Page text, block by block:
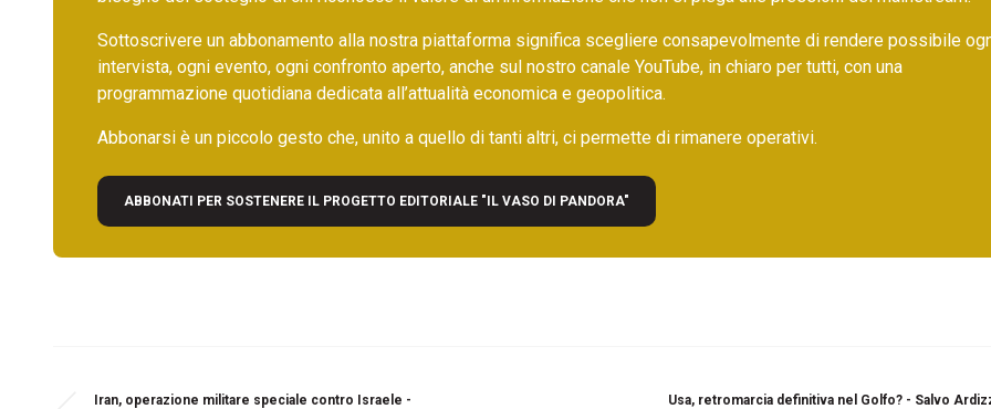
Sottoscrivere un abbonamento alla nostra piattaforma significa scegliere consapevolmente di rendere possibile
intervista, ogni evento, ogni confronto aperto, anche sul nostro canale YouTube, in chiaro per tutti, con una
programmazione quotidiana dedicata all’attualità economica e geopolitica.
Abbonarsi è un piccolo gesto che, unito a quello di tanti altri, ci permette di rimanere operativi.
ABBONATI PER SOSTENERE IL PROGETTO EDITORIALE "IL VASO DI PANDORA"
Iran, operazione militare speciale contro Israele -
Usa, retromarcia definitiva nel Golfo? - Salvo